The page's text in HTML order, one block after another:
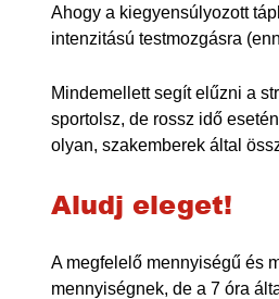
Ahogy a kiegyensúlyozott
intenzitású testmozgásra
Mindemellett segít elűzni a
sportolsz, de rossz idő
olyan, szakemberek által
Aludj eleget!
A megfelelő mennyiségű és
mennyiségnek, de a 7 óra